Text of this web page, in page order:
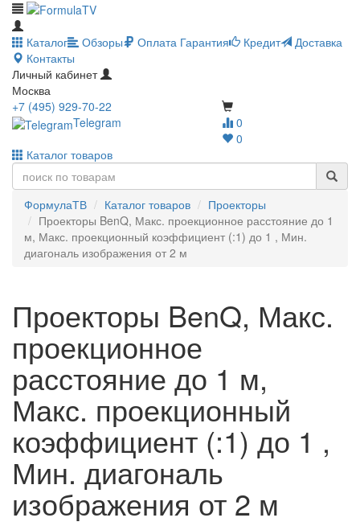
Каталог Обзоры Оплата Гарантия Кредит
Доставка
Контакты
Личный кабинет
Москва
0
0
+7 (495) 929-70-22
Telegram
Каталог товаров
ФормулаТВ Каталог товаров
Проекторы
Проекторы BenQ, Макс. проекционное расстояние до 1
м, Макс. проекционный коэффициент (:1) до 1 , Мин.
диагональ изображения от 2 м
Проекторы BenQ, Макс.
проекционное
расстояние до 1 м,
Макс. проекционный
коэффициент (:1) до 1 ,
Мин. диагональ
изображения от 2 м